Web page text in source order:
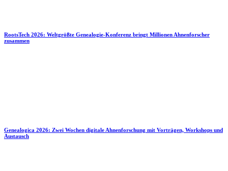
RootsTech 2026: Weltgrößte Genealogie-Konferenz bringt Millionen Ahnenforscher
zusammen
Genealogica 2026: Zwei Wochen digitale Ahnenforschung mit Vorträgen, Workshops und
Austausch